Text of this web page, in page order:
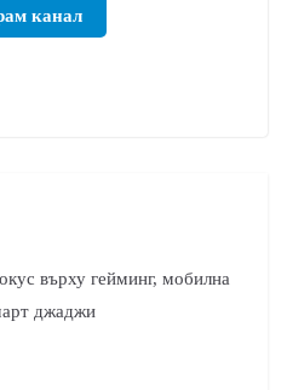
канал
върху гейминг, мобилна
джаджи